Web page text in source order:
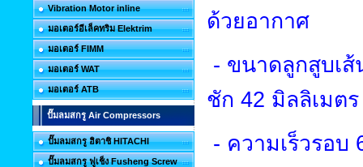
Vibration Motor inline
มอเตอร์อีเล็คทริม Elektrim
มอเตอร์ FIMM
มอเตอร์ WAT
มอเตอร์ ATB
ปั๊มลมสกรู Air Compressors
ปั๊มลมสกรู ฮิตาชิ HITACHI
ปั๊มลมสกรู ฟูเช็ง Fusheng Screw
ด้วยอากาศ
- ขนาดลูกสูบเ
ชัก 42 มิลลิเมตร
- ความเร็วรอบ